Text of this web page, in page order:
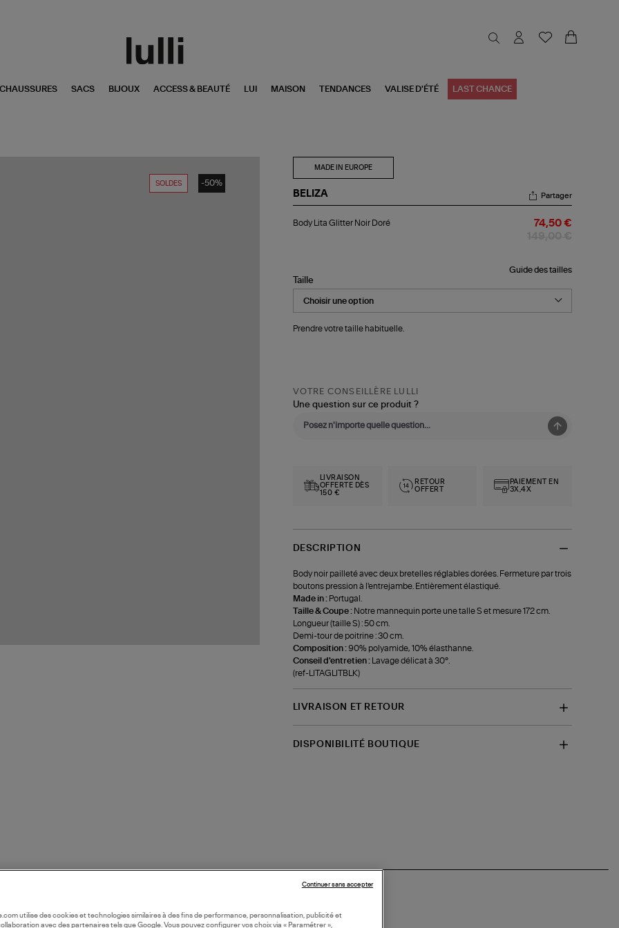
CHAUSSURES SACS BIJOUX ACCESS & BEAUTÉ LUI MAISON TENDANCES VALISE D'ÉTÉ LAST CHANCE
SOLDES -50%
MADE IN EUROPE
BELIZA
Lita
Partager
Body Lita Glitter Noir Doré 74,50 €
Guide des tailles
Taille
Prendre votre taille habituelle.
VOTRE CONSEILLÈRE LULLI
Une question sur ce produit ?
LIVRAISON
OFFERTE DÈS
150 €
RETOUR
OFFERT
PAIEMENT EN
3X,4X
DESCRIPTION
Body noir pailleté avec deux bretelles réglables dorées. Fermeture par trois
boutons pression à l'entrejambe. Entièrement élastiqué.
Made in : Portugal.
Taille & Coupe : Notre mannequin porte une talle S et mesure 172 cm.
Longueur (taille S) : 50 cm.
Demi-tour de poitrine : 30 cm.
Composition : 90% polyamide, 10% élasthanne.
Conseil d'entretien :
Lavage délicat à 30°.
(ref-LITAGLITBLK)
LIVRAISON ET RETOUR
DISPONIBILITÉ BOUTIQUE
utilise des cookies et technologies similaires à des fins de performance, personnalisation, publicité et
avec des partenaires tels que Google. Vous pouvez configurer vos choix via « Paramétrer »,
Continuer sans accepter